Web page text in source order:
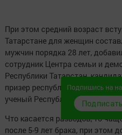
При этом средний возраст
Татарстане для женщин
мужчин порядка 28 лет,
сотрудник Центра семьи и
Республики Татарстан,
призер республиканского
ученый Республики Татарстан
Что касается разводов, то
после 5-9 лет брака, при этом
Подпишись на